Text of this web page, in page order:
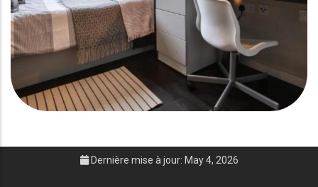
Dernière mise à jour: May 4, 2026